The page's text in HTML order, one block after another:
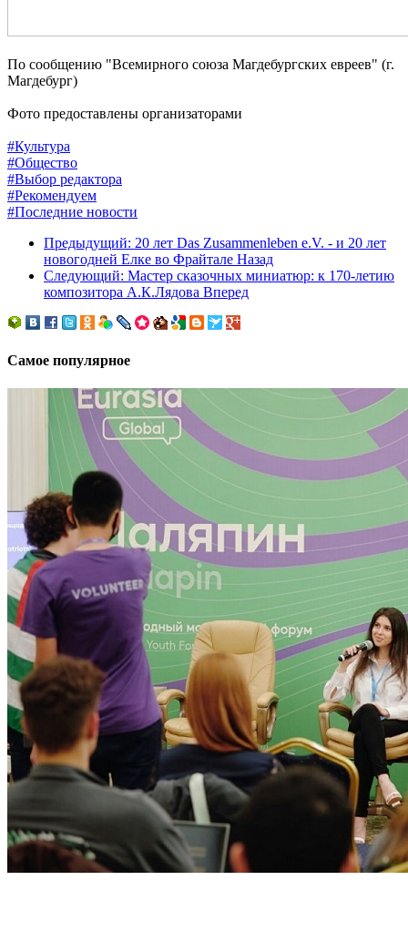
По сообщению "Всемирного союза Магдебургских евреев" (г.
Магдебург)
Фото предоставлены организаторами
#Культура
#Общество
#Выбор редактора
#Рекомендуем
#Последние новости
Предыдущий: 20 лет Das Zusammenleben e.V. - и 20 лет
новогодней Елке во Фрайтале Назад
Следующий: Мастер сказочных миниатюр: к 170-летию
композитора А.К.Лядова Вперед
Самое популярное